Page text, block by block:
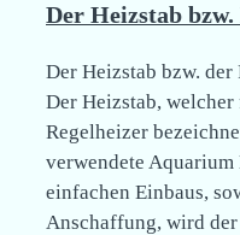
Der Heizstab bzw.
Der Heizstab bzw.
Der Heizstab,
Regelheizer
verwendete
einfachen Einbaus,
Anschaffung, wird